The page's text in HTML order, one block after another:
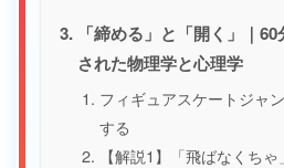
「締める」と「開く」｜
された物理学と心理学
フィギュアスケートジャ
する
【解説1】「飛ばなくち